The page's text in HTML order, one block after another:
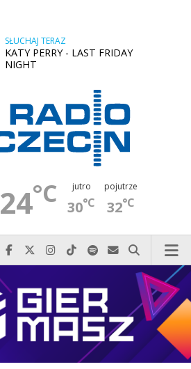
SŁUCHAJ TERAZ
KATY PERRY - LAST FRIDAY
NIGHT
24°C jutro
30°C
pojutrze
32°C
Najlepiej po prostu do nas zadzwoń
Odwiedź nas na Facebook-u
Odwiedź nas na X
Odwiedź nas na Instagram-ie
Odwiedź nas na TikTok-u
Szukaj nas na Spotify
Wyślij do nas
Szukaj